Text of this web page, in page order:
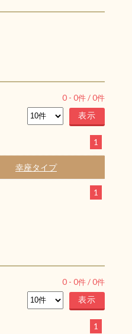
0 - 0件 /0件
1
幸座タイプ
1
0 - 0件 /0件
1